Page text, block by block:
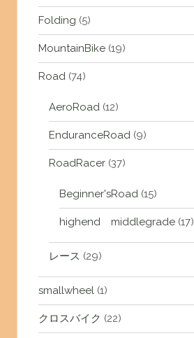
Folding (5)
MountainBike(19)
Road(74)
AeroRoad(12)
EnduranceRoad(9)
RoadRacer(37)
Beginner'sRoad(15)
highend middlegrade(17)
レース (29)
smallwheel(1)
クロスバイク (22)